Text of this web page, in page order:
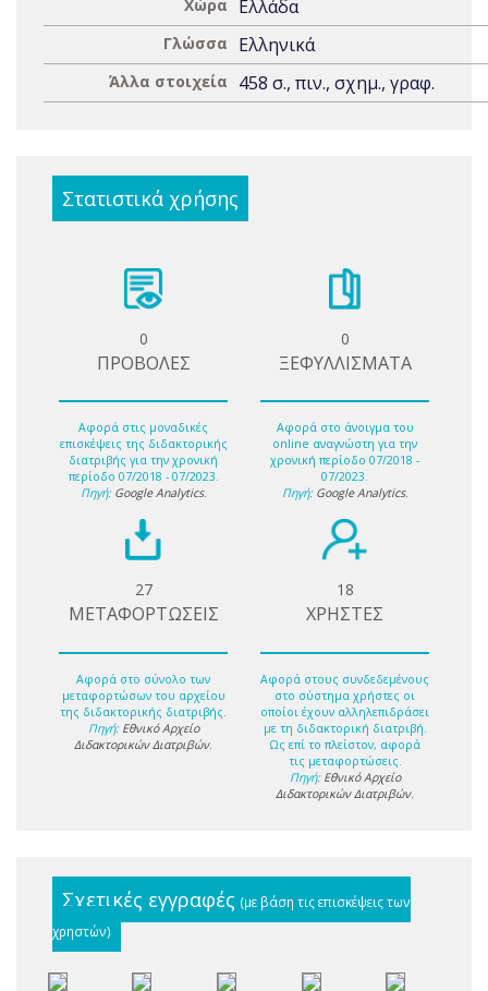
Χώρα Ελλάδα
Γλώσσα Ελληνικά
Άλλα στοιχεία 458 σ., πιν., σχημ., γραφ.
Στατιστικά χρήσης
0
ΠΡΟΒΟΛΕΣ
Αφορά στις μοναδικές
επισκέψεις της διδακτορικής
διατριβής για την χρονική
περίοδο 07/2018 - 07/2023.
Πηγή: Google Analytics.
0
ΞΕΦΥΛΛΙΣΜΑΤΑ
Αφορά στο άνοιγμα του
online αναγνώστη για την
χρονική περίοδο 07/2018 -
07/2023.
Πηγή: Google Analytics.
27
ΜΕΤΑΦΟΡΤΩΣΕΙΣ
Αφορά στο σύνολο των
μεταφορτώσων του αρχείου
της διδακτορικής διατριβής.
Πηγή: Εθνικό Αρχείο
Διδακτορικών Διατριβών.
18
ΧΡΗΣΤΕΣ
Αφορά στους συνδεδεμένους
στο σύστημα χρήστες οι
οποίοι έχουν αλληλεπιδράσει
με τη διδακτορική διατριβή.
Ως επί το πλείστον, αφορά
τις μεταφορτώσεις.
Πηγή: Εθνικό Αρχείο
Διδακτορικών Διατριβών.
Σχετικές εγγραφές (με βάση τις επισκέψεις των
χρηστών)